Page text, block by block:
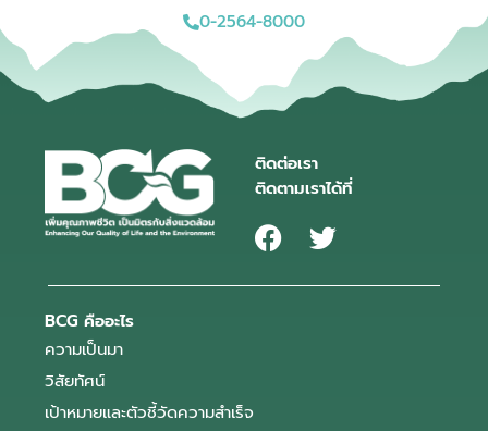
0-2564-8000
ติดต่อเรา
ติดตามเราได้ที่
BCG คืออะไร
ความเป็นมา
วิสัยทัศน์
เป้าหมายและตัวชี้วัดความสำเร็จ